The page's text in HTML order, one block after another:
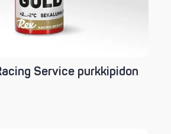
Service purkkipidon